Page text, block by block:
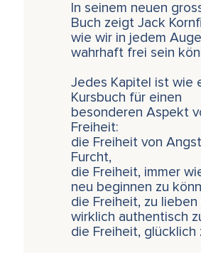
In seinem neuen
Buch zeigt Jack
wie wir in jedem
wahrhaft frei sein
Jedes Kapitel ist wie
Kursbuch für einen
besonderen Aspekt
Freiheit:
die Freiheit von
Furcht,
die Freiheit, immer
neu beginnen zu
die Freiheit, zu lieben
wirklich authentisch
die Freiheit, glücklich